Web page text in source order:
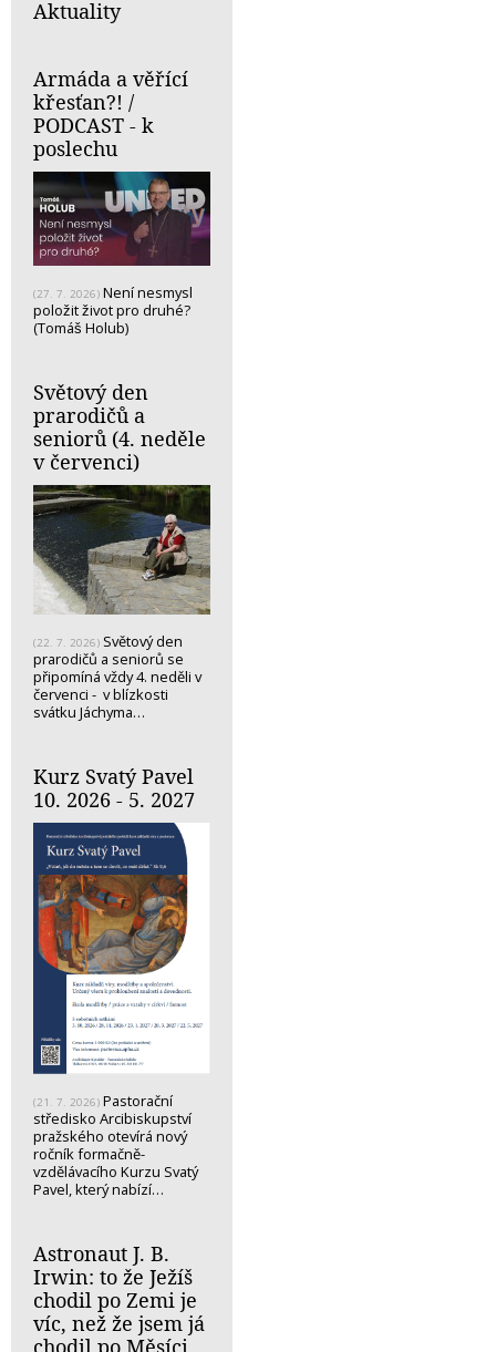
Aktuality
Armáda a věřící
křesťan?! /
PODCAST - k
poslechu
(27. 7. 2026) Není nesmysl
položit život pro druhé?
(Tomáš Holub)
Světový den
prarodičů a
seniorů (4. neděle
v červenci)
(22. 7. 2026) Světový den
prarodičů a seniorů se
připomíná vždy 4. neděli v
červenci - v blízkosti
svátku Jáchyma…
Kurz Svatý Pavel
10. 2026 - 5. 2027
(21. 7. 2026) Pastorační
středisko Arcibiskupství
pražského otevírá nový
ročník formačně-
vzdělávacího Kurzu Svatý
Pavel, který nabízí…
Astronaut J. B.
Irwin: to že Ježíš
chodil po Zemi je
víc, než že jsem já
chodil po Měsíci